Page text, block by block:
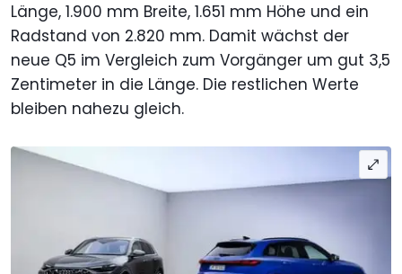
Länge, 1.900 mm Breite, 1.651 mm Höhe und ein
Radstand von 2.820 mm. Damit wächst der
neue Q5 im Vergleich zum Vorgänger um gut 3,5
Zentimeter in die Länge. Die restlichen Werte
bleiben nahezu gleich.